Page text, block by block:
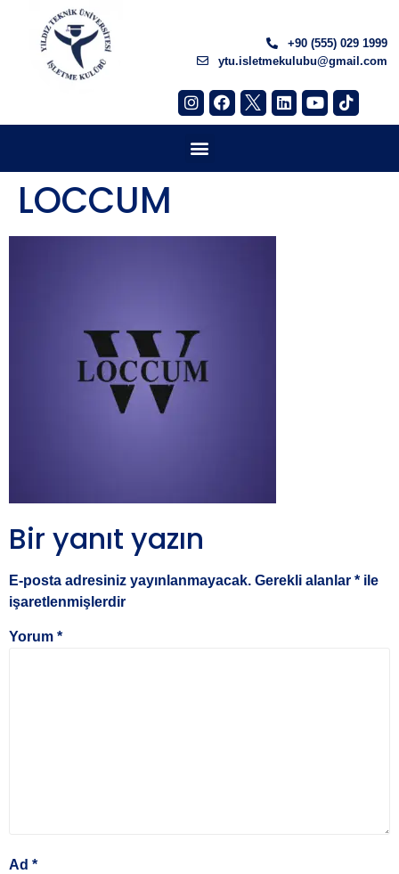
+90 (555) 029 1999
ytu.isletmekulubu@gmail.com
LOCCUM
Bir yanıt yazın
E-posta adresiniz yayınlanmayacak. Gerekli alanlar * ile
işaretlenmişlerdir
Yorum *
Ad *